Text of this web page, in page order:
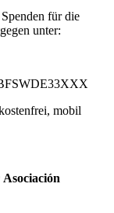
für die
unter:
mobil
Asociación